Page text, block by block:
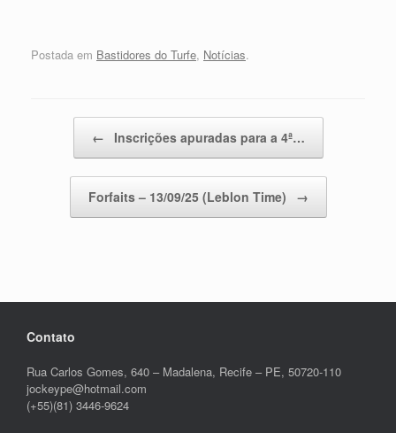
Postada em Bastidores do Turfe, Notícias.
← Inscrições apuradas para a 4ª…
Forfaits – 13/09/25 (Leblon Time) →
Contato
Rua Carlos Gomes, 640 – Madalena, Recife – PE, 50720-110
jockeype@hotmail.com
(+55)(81) 3446-9624